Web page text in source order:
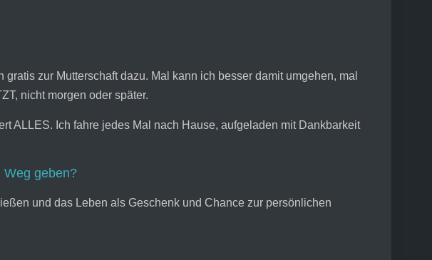
zur Mutterschaft dazu. Mal kann ich besser damit umgehen, mal
nicht morgen oder später.
ALLES. Ich fahre jedes Mal nach Hause, aufgeladen mit Dankbarkeit
Weg geben?
und das Leben als Geschenk und Chance zur persönlichen